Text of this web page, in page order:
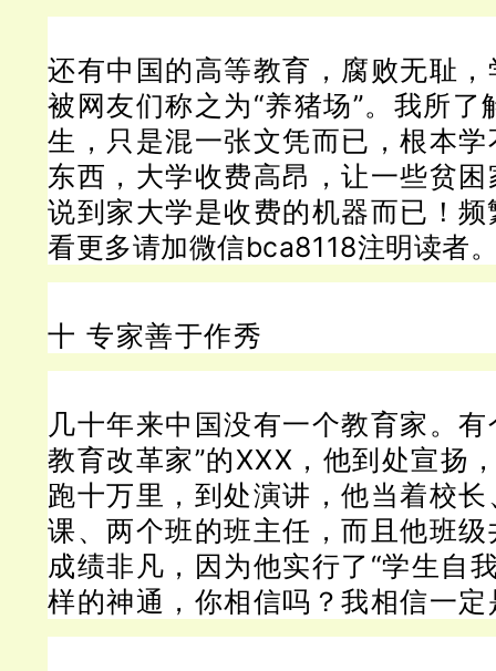
还有中国的高等教育，腐败无耻
被网友们称之为“养猪场”。 我所了
生，只是混一张文凭而已，根本
东西，大学收费高昂，让一些贫
说到家大学是收费的机器而已！ 频
看更多请加微信bca8118注明读者
十 专家善于作秀
几十年来中国没有一个教育家。 有
教育改革家”的XXX，他到处宣扬
跑十万里，到处演讲，他当着校
课、两个班的班主任，而且他班
成绩非凡，因为他实行了“学生自
样的神通，你相信吗？ 我相信一